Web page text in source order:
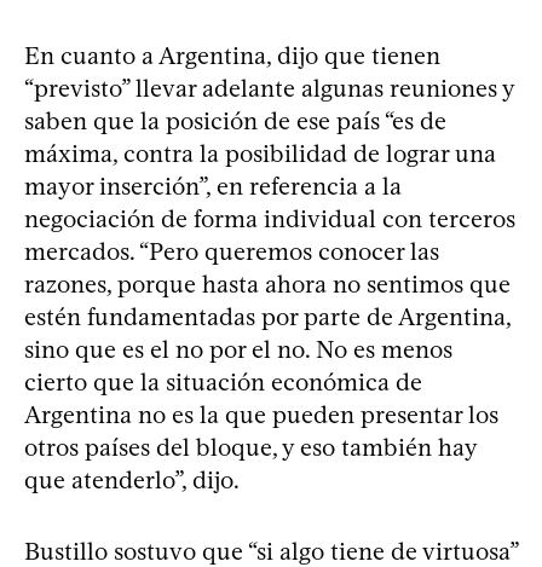
En cuanto a Argentina, dijo que tienen
“previsto” llevar adelante algunas reuniones y
saben que la posición de ese país “es de
máxima, contra la posibilidad de lograr una
mayor inserción”, en referencia a la
negociación de forma individual con terceros
mercados. “Pero queremos conocer las
razones, porque hasta ahora no sentimos que
estén fundamentadas por parte de Argentina,
sino que es el no por el no. No es menos
cierto que la situación económica de
Argentina no es la que pueden presentar los
otros países del bloque, y eso también hay
que atenderlo”, dijo.
Bustillo sostuvo que “si algo tiene de virtuosa”